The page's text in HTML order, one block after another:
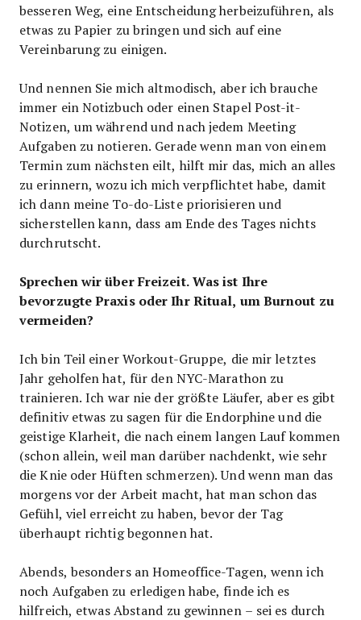
besseren Weg, eine Entscheidung herbeizuführen, als
etwas zu Papier zu bringen und sich auf eine
Vereinbarung zu einigen.
Und nennen Sie mich altmodisch, aber ich brauche
immer ein Notizbuch oder einen Stapel Post-it-
Notizen, um während und nach jedem Meeting
Aufgaben zu notieren. Gerade wenn man von einem
Termin zum nächsten eilt, hilft mir das, mich an alles
zu erinnern, wozu ich mich verpflichtet habe, damit
ich dann meine To-do-Liste priorisieren und
sicherstellen kann, dass am Ende des Tages nichts
durchrutscht.
Sprechen wir über Freizeit. Was ist Ihre
bevorzugte Praxis oder Ihr Ritual, um Burnout zu
vermeiden?
Ich bin Teil einer Workout-Gruppe, die mir letztes
Jahr geholfen hat, für den NYC-Marathon zu
trainieren. Ich war nie der größte Läufer, aber es gibt
definitiv etwas zu sagen für die Endorphine und die
geistige Klarheit, die nach einem langen Lauf kommen
(schon allein, weil man darüber nachdenkt, wie sehr
die Knie oder Hüften schmerzen). Und wenn man das
morgens vor der Arbeit macht, hat man schon das
Gefühl, viel erreicht zu haben, bevor der Tag
überhaupt richtig begonnen hat.
Abends, besonders an Homeoffice-Tagen, wenn ich
noch Aufgaben zu erledigen habe, finde ich es
hilfreich, etwas Abstand zu gewinnen – sei es durch